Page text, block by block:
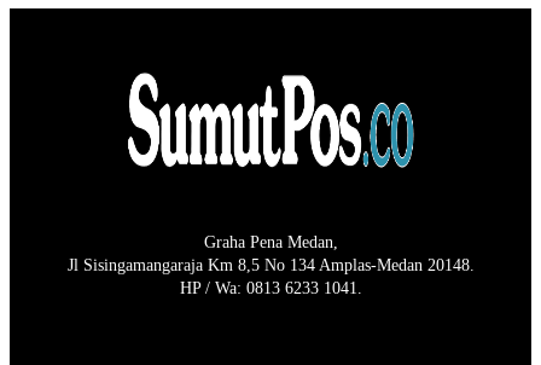
Graha Pena Medan,
Jl Sisingamangaraja Km 8,5 No 134 Amplas-Medan 20148.
HP / Wa: 0813 6233 1041.